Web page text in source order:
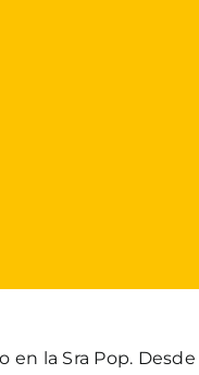
en la Sra Pop. Desde